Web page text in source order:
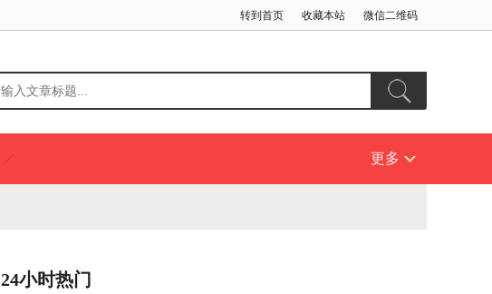
转到首页 收藏本站 微信二维码
更多
24小时热门